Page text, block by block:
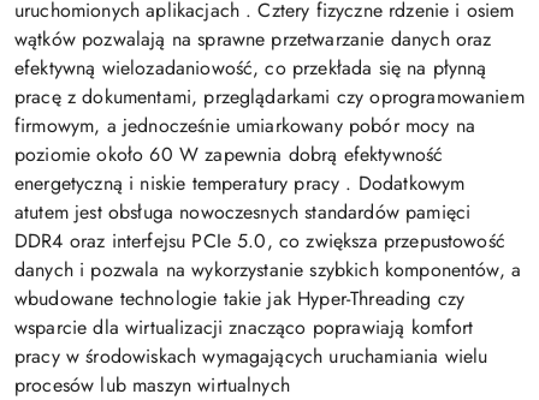
uruchomionych aplikacjach . Cztery fizyczne rdzenie i osiem
wątków pozwalają na sprawne przetwarzanie danych oraz
efektywną wielozadaniowość, co przekłada się na płynną
pracę z dokumentami, przeglądarkami czy oprogramowaniem
firmowym, a jednocześnie umiarkowany pobór mocy na
poziomie około 60 W zapewnia dobrą efektywność
energetyczną i niskie temperatury pracy . Dodatkowym
atutem jest obsługa nowoczesnych standardów pamięci
DDR4 oraz interfejsu PCIe 5.0, co zwiększa przepustowość
danych i pozwala na wykorzystanie szybkich komponentów, a
wbudowane technologie takie jak Hyper-Threading czy
wsparcie dla wirtualizacji znacząco poprawiają komfort
pracy w środowiskach wymagających uruchamiania wielu
procesów lub maszyn wirtualnych